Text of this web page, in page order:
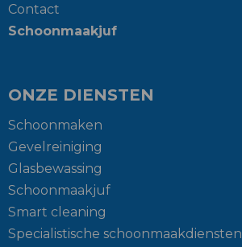
Contact
Schoonmaakjuf
ONZE DIENSTEN
Schoonmaken
Gevelreiniging
Glasbewassing
Schoonmaakjuf
Smart cleaning
Specialistische schoonmaakdiensten